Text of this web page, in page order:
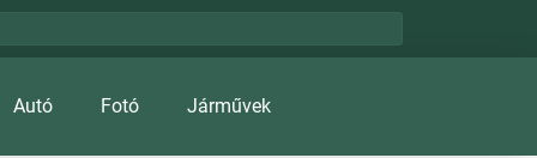
Autó Fotó Járművek